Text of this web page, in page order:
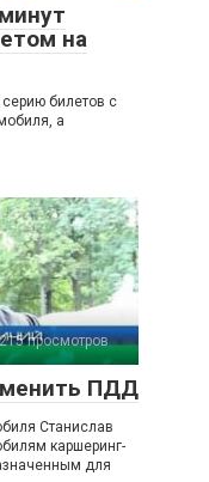
на
билетов с
а
просмотров
ПДД
Станислав
каршеринг-
для